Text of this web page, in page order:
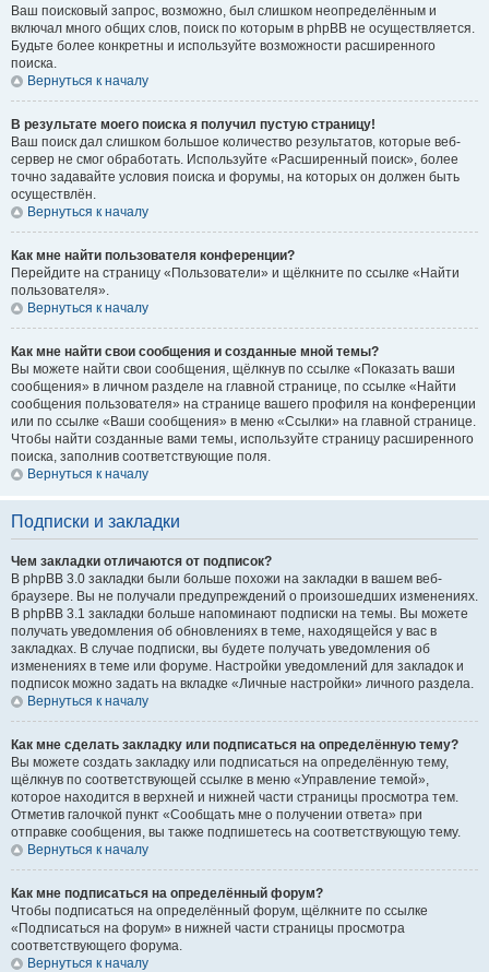
Ваш поисковый запрос, возможно, был слишком неопределённым и
включал много общих слов, поиск по которым в phpBB не осуществляется.
Будьте более конкретны и используйте возможности расширенного
поиска.
Вернуться к началу
В результате моего поиска я получил пустую страницу!
Ваш поиск дал слишком большое количество результатов, которые веб-
сервер не смог обработать. Используйте «Расширенный поиск», более
точно задавайте условия поиска и форумы, на которых он должен быть
осуществлён.
Вернуться к началу
Как мне найти пользователя конференции?
Перейдите на страницу «Пользователи» и щёлкните по ссылке «Найти
пользователя».
Вернуться к началу
Как мне найти свои сообщения и созданные мной темы?
Вы можете найти свои сообщения, щёлкнув по ссылке «Показать ваши
сообщения» в личном разделе на главной странице, по ссылке «Найти
сообщения пользователя» на странице вашего профиля на конференции
или по ссылке «Ваши сообщения» в меню «Ссылки» на главной странице.
Чтобы найти созданные вами темы, используйте страницу расширенного
поиска, заполнив соответствующие поля.
Вернуться к началу
Подписки и закладки
Чем закладки отличаются от подписок?
В phpBB 3.0 закладки были больше похожи на закладки в вашем веб-
браузере. Вы не получали предупреждений о произошедших изменениях.
В phpBB 3.1 закладки больше напоминают подписки на темы. Вы можете
получать уведомления об обновлениях в теме, находящейся у вас в
закладках. В случае подписки, вы будете получать уведомления об
изменениях в теме или форуме. Настройки уведомлений для закладок и
подписок можно задать на вкладке «Личные настройки» личного раздела.
Вернуться к началу
Как мне сделать закладку или подписаться на определённую тему?
Вы можете создать закладку или подписаться на определённую тему,
щёлкнув по соответствующей ссылке в меню «Управление темой»,
которое находится в верхней и нижней части страницы просмотра тем.
Отметив галочкой пункт «Сообщать мне о получении ответа» при
отправке сообщения, вы также подпишетесь на соответствующую тему.
Вернуться к началу
Как мне подписаться на определённый форум?
Чтобы подписаться на определённый форум, щёлкните по ссылке
«Подписаться на форум» в нижней части страницы просмотра
соответствующего форума.
Вернуться к началу